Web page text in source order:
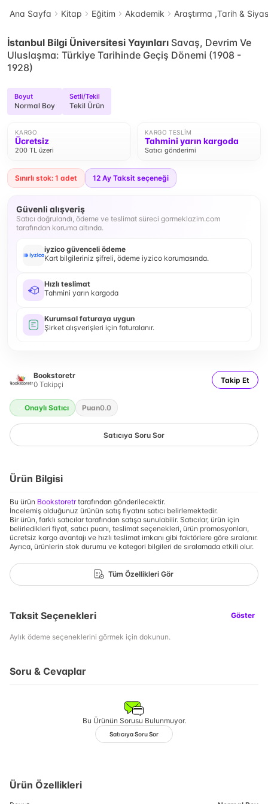
Ana Sayfa Kitap Eğitim Akademik Araştırma ,Tarih &
İstanbul Bilgi Üniversitesi Yayınları Savaş, Devrim Ve
Uluslaşma: Türkiye Tarihinde Geçiş Dönemi (1908 -
1928)
Boyut
Normal Boy
Setli/Tekil
Tekil Ürün
KARGO
Ücretsiz
200 TL üzeri
KARGO TESLIM
Tahmini yarın kargoda
Satıcı gönderimi
Sınırlı stok: 1 adet 12 Ay Taksit seçeneği
Güvenli alışveriş
Satıcı doğrulandı, ödeme ve teslimat süreci gormeklazim.com
tarafından koruma altında.
iyzico güvenceli ödeme
Kart bilgileriniz şifreli, ödeme iyzico korumasında.
Hızlı teslimat
Tahmini yarın kargoda
Kurumsal faturaya uygun
Şirket alışverişleri için faturalanır.
Bookstoretr
0 Takipçi Takip Et
Onaylı Satıcı Puan0.0
Satıcıya Soru Sor
Ürün Bilgisi
Bu ürün Bookstoretrtarafından gönderilecektir.
İncelemiş olduğunuz ürünün satış fiyatını satıcı belirlemektedir.
Bir ürün, farklı satıcılar tarafından satışa sunulabilir. Satıcılar, ürün için
belirledikleri fiyat, satıcı puanı, teslimat seçenekleri, ürün promosyonları,
ücretsiz kargo avantajı ve hızlı teslimat imkanı gibi faktörlere göre sıralanır.
Ayrıca, ürünlerin stok durumu ve kategori bilgileri de sıralamada etkili olur.
Tüm Özellikleri Gör
Taksit Seçenekleri Göster
Aylık ödeme seçeneklerini görmek için dokunun.
Soru & Cevaplar
Bu Ürünün Sorusu Bulunmuyor.
Satıcıya Soru Sor
Ürün Özellikleri